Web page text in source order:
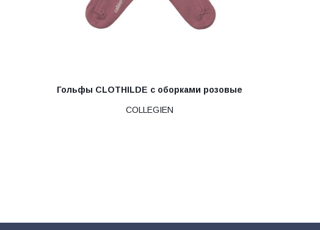
Гольфы CLOTHILDE с оборками розовые
COLLEGIEN